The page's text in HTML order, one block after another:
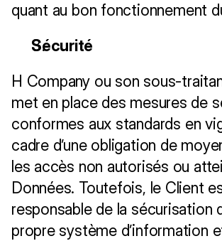
quant au bon fonctionnement
Sécurité
H Company ou son sous-
met en place des mesures de
conformes aux standards en
cadre d’une obligation de
les accès non autorisés ou
Données. Toutefois, le Client
responsable de la sécurisation
propre système d’information